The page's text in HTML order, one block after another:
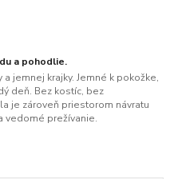
a pohodlie.
jemnej krajky. Jemné k pokožke,
deň. Bez kostíc, bez
je zároveň priestorom návratu
vedomé prežívanie.